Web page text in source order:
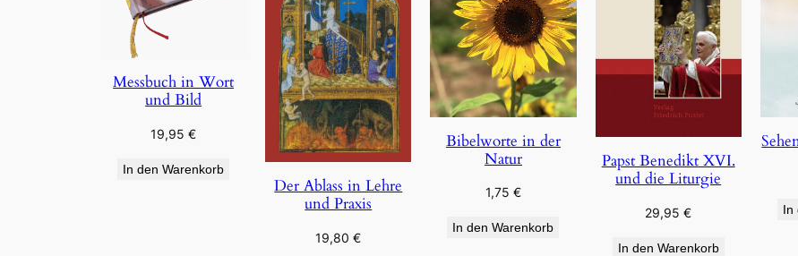
Messbuch in Wort
und Bild
19,95€
In den Warenkorb
Der Ablass in Lehre
und Praxis
19,80€
Bibelworte in der
Natur
1,75 €
In den Warenkorb
Papst Benedikt XVI.
und die Liturgie
29,95€
In den Warenkorb
In